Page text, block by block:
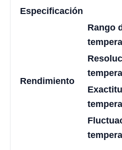
Especificación
Rendimiento
Rango